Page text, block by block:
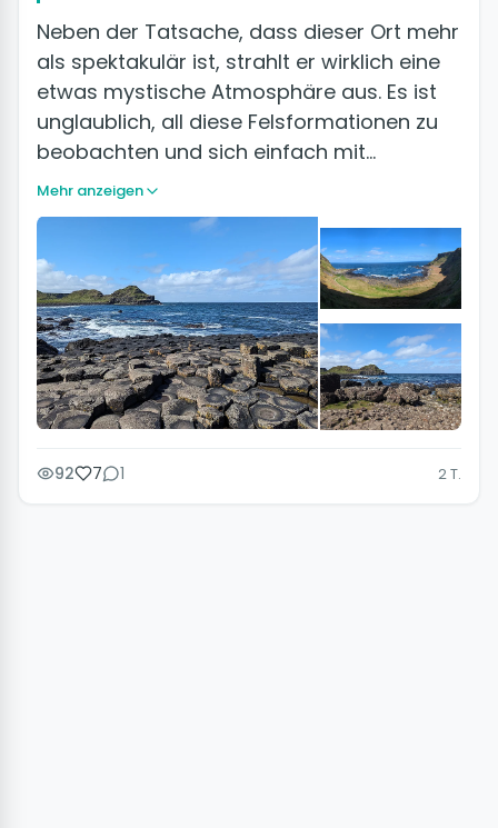
Neben der Tatsache, dass dieser Ort mehr
als spektakulär ist, strahlt er wirklich eine
etwas mystische Atmosphäre aus. Es ist
unglaublich, all diese Felsformationen zu
beobachten und sich einfach mit…
Mehr anzeigen
92 7 1 2 T.